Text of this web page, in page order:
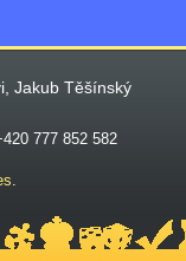
Jakub Těšínský
777 852 582
.